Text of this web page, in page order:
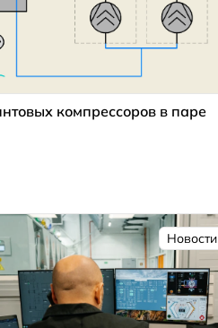
компрессоров в паре
Новости